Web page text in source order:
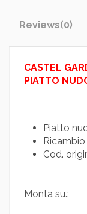
Reviews(0)
CASTEL
PIATTO
Piatto
Ricambio
Cod.
Monta su.: